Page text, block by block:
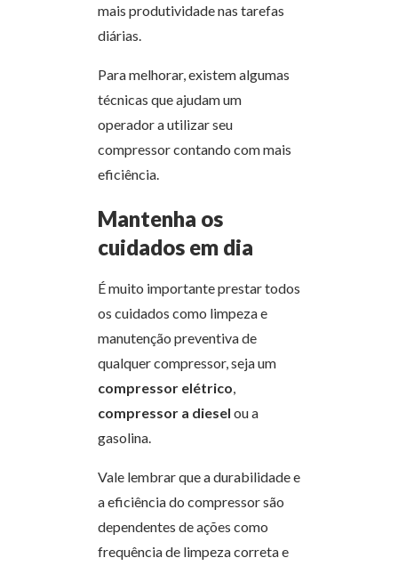
mais produtividade nas tarefas
diárias.
Para melhorar, existem algumas
técnicas que ajudam um
operador a utilizar seu
compressor contando com mais
eficiência.
Mantenha os
cuidados em dia
É muito importante prestar todos
os cuidados como limpeza e
manutenção preventiva de
qualquer compressor, seja um
compressor elétrico
compressor a diesel ou a
gasolina.
Vale lembrar quea durabilidade e
a eficiência do compressor são
dependentes de ações como
frequência de limpeza correta e